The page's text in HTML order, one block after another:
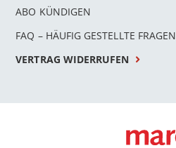
ABO KÜNDIGEN
FAQ – HÄUFIG GESTELLTE FRAGEN
VERTRAG WIDERRUFEN